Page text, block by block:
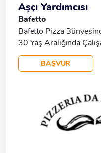
Aşçı Yardımcısı
Bafetto
Bafetto Pizza
30 Yaş Aralığında
Arkadaşları Arıyoruz.
Gerçekleşecektir. Saat
BAŞVUR